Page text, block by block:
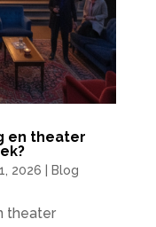
en theater
2026 Blog
theater